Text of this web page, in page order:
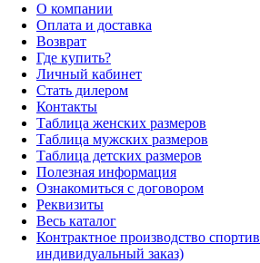
О компании
Оплата и доставка
Возврат
Где купить?
Личный кабинет
Стать дилером
Контакты
Таблица женских размеров
Таблица мужских размеров
Таблица детских размеров
Полезная информация
Ознакомиться с договором
Реквизиты
Весь каталог
Контрактное производство
индивидуальный заказ)